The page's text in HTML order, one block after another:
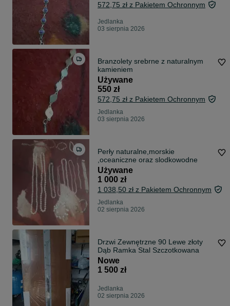
572,75 zł z Pakietem Ochronnym
Jedlanka
03 sierpnia 2026
Branzolety srebrne z naturalnym
kamieniem
Używane
550 zł
572,75 zł z Pakietem Ochronnym
Jedlanka
03 sierpnia 2026
Perły naturalne,morskie
,oceaniczne oraz slodkowodne
Używane
1 000 zł
1 038,50 zł z Pakietem Ochronnym
Jedlanka
02 sierpnia 2026
Drzwi Zewnętrzne 90 Lewe złoty
Dąb Ramka Stal Szczotkowana
Nowe
1 500 zł
Jedlanka
02 sierpnia 2026